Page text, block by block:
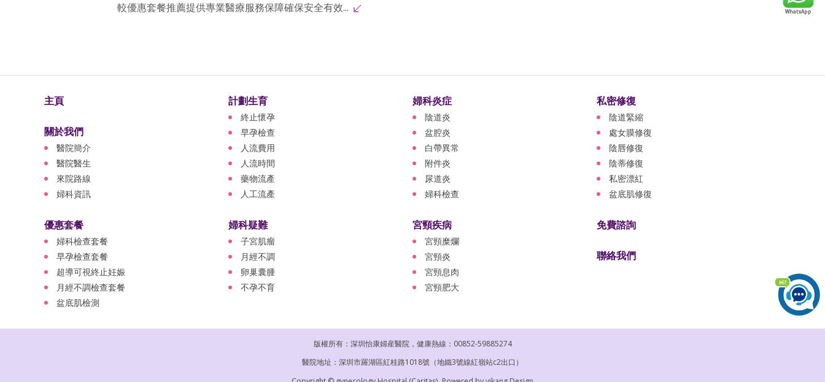
較優惠套餐推薦提供專業醫療服務保障確保安全有效...
主頁
關於我們
醫院簡介
醫院醫生
來院路線
婦科資訊
優惠套餐
婦科檢查套餐
早孕檢查套餐
超導可視終止妊娠
月經不調檢查套餐
盆底肌檢測
計劃生育
終止懷孕
早孕檢查
人流費用
人流時間
藥物流產
人工流產
婦科疑難
子宮肌瘤
月經不調
卵巢囊腫
不孕不育
婦科炎症
陰道炎
盆腔炎
白帶異常
附件炎
尿道炎
婦科檢查
宮頸疾病
宮頸糜爛
宮頸炎
宮頸息肉
宮頸肥大
私密修復
陰道緊縮
處女膜修復
陰唇修復
陰蒂修復
私密漂紅
盆底肌修復
免費諮詢
聯絡我們
版權所有：深圳怡康婦産醫院，健康熱線：00852-59885274
醫院地址：深圳市羅湖區紅桂路1018號（地鐵3號線紅嶺站c2出口）